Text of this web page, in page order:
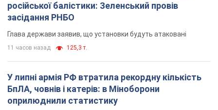
російської балістики: Зеленський провів
засідання РНБО
Глава держави заявив, що установки будуть атаковані
11 часов назад 125,3 т.
У липні армія РФ втратила рекордну кількість
БпЛА, човнів і катерів: в Міноборони
оприлюднили статистику